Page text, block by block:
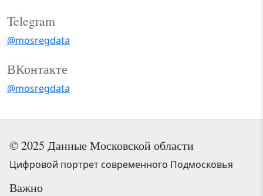
Telegram
@mosregdata
ВКонтакте
@mosregdata
© 2025 Данные Московской области
Цифровой портрет современного Подмосковья
Важно